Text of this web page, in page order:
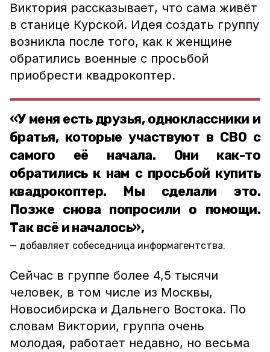
Виктория рассказывает, что сама живёт
в станице Курской. Идея создать группу
возникла после того, как к женщине
обратились военные с просьбой
приобрести квадрокоптер.
«У меня есть друзья, одноклассники и
братья, которые участвуют в СВО с
самого её начала. Они как-то
обратились к нам с просьбой купить
квадрокоптер. Мы сделали это.
Позже снова попросили о помощи.
Так всё и началось»,
добавляет собеседница информагентства.
Сейчас в группе более 4,5 тысячи
человек, в том числе из Москвы,
Новосибирска и Дальнего Востока. По
словам Виктории, группа очень
молодая, работает недавно, но весьма